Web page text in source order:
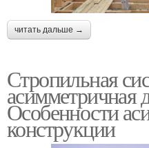
читать дальше →
Стропильная
асимметричная
Особенности
конструкции